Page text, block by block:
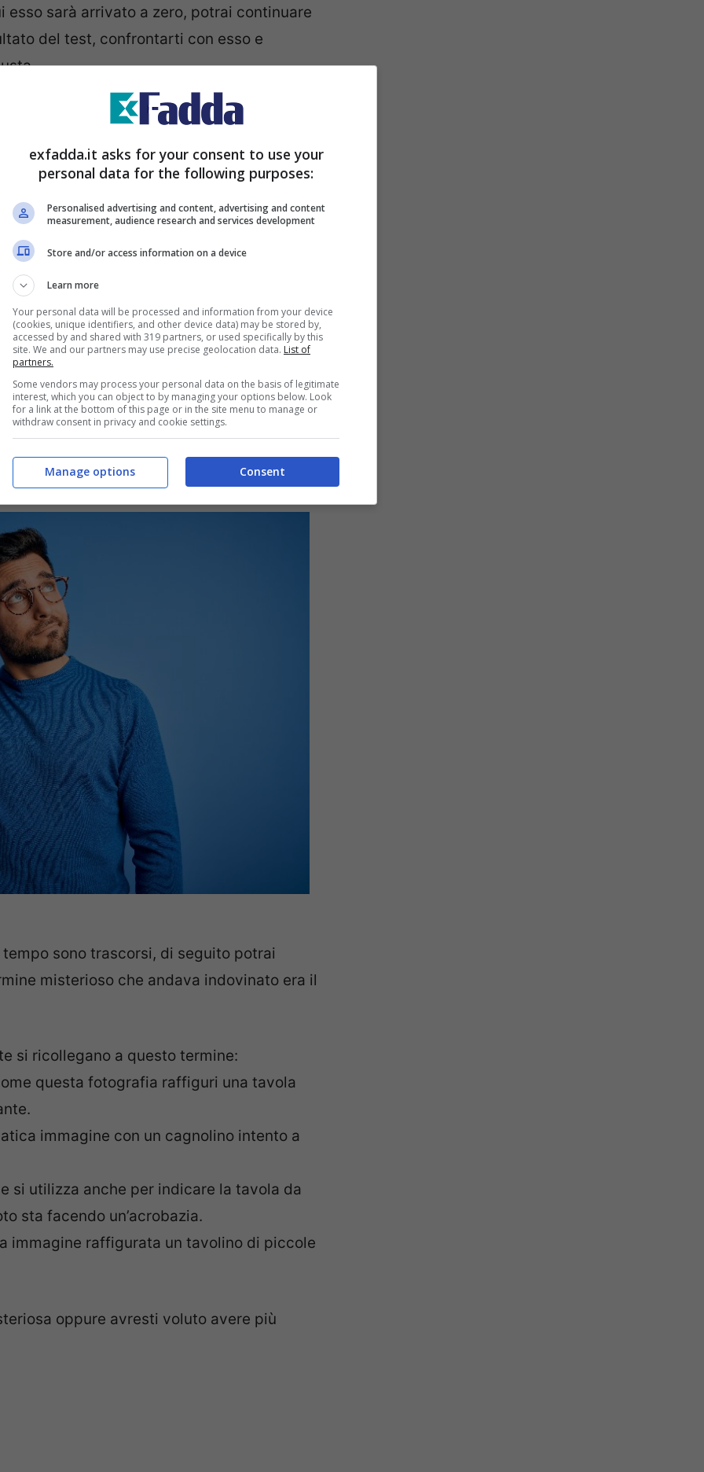
sarà arrivato a zero, potrai continuare
del test, confrontarti con esso e
sei riuscito a indovinare?
a trovare la risoluzione di questo test, la
ma nel caso in cui non riuscissi a
visto che avrai molte altre occasioni di
sono trascorsi, di seguito potrai
misterioso che andava indovinato era il
si ricollegano a questo termine:
questa fotografia raffiguri una tavola
immagine con un cagnolino intento a
si utilizza anche per indicare la tavola da
sta facendo un’acrobazia.
immagine raffigurata un tavolino di piccole
oppure avresti voluto avere più
exfadda.it asks for your consent to use your
personal data for the following purposes:
Personalised advertising and content, advertising and content
measurement, audience research and services development
Store and/or access information on a device
Learn more
Your personal data will be processed and information from your device
(cookies, unique identifiers, and other device data) may be stored by,
accessed by and shared with 319 partners, or used specifically by this
site. We and our partners may use precise geolocation data. List of
partners.
Some vendors may process your personal data on the basis of legitimate
interest, which you can object to by managing your options below. Look
for a link at the bottom of this page or in the site menu to manage or
withdraw consent in privacy and cookie settings.
Consent
Manage options